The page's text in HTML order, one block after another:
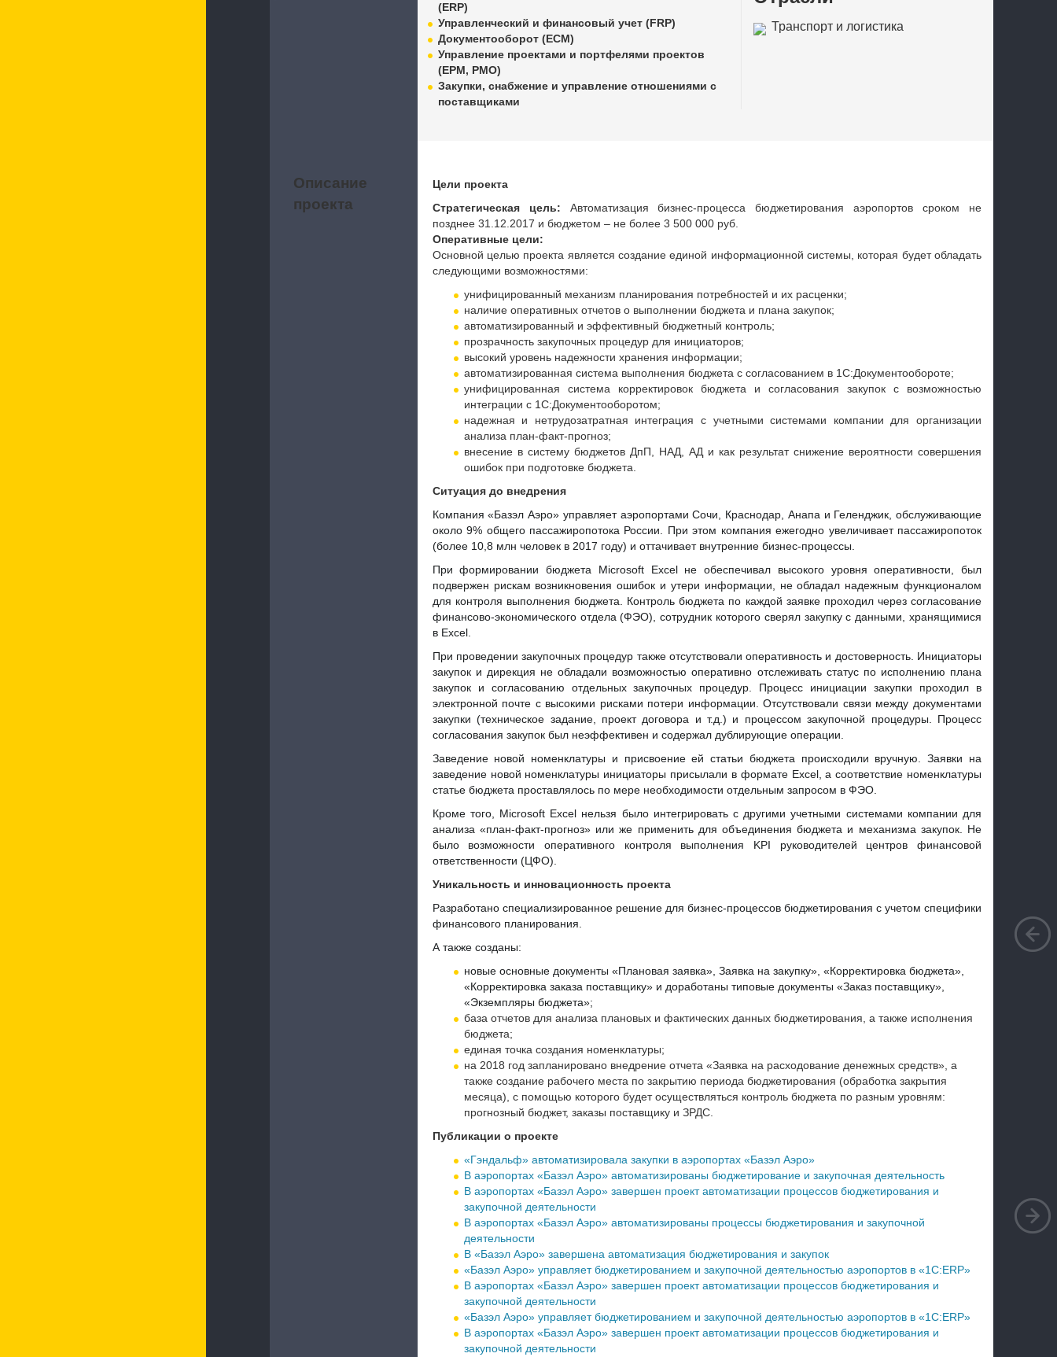
(ERP)
Управленческий и финансовый учет (FRP)
Документооборот (ECM)
Управление проектами и портфелями проектов
(EPM, PMO)
Закупки, снабжение и управление отношениями с
поставщиками
Транспорт и логистика
Описание
проекта
Цели проекта
Стратегическая цель: Автоматизация бизнес-процесса бюджетирования аэропортов сроком не
позднее 31.12.2017 и бюджетом – не более 3 500 000 руб.
Оперативные цели:
Основной целью проекта является создание единой информационной системы, которая будет обладать
следующими возможностями:
унифицированный механизм планирования потребностей и их расценки;
наличие оперативных отчетов о выполнении бюджета и плана закупок;
автоматизированный и эффективный бюджетный контроль;
прозрачность закупочных процедур для инициаторов;
высокий уровень надежности хранения информации;
автоматизированная система выполнения бюджета с согласованием в 1С:Документообороте;
унифицированная система корректировок бюджета и согласования закупок с возможностью
интеграции с 1С:Документооборотом;
надежная и нетрудозатратная интеграция с учетными системами компании для организации
анализа план-факт-прогноз;
внесение в систему бюджетов ДпП, НАД, АД и как результат снижение вероятности совершения
ошибок при подготовке бюджета.
Ситуация до внедрения
Компания «Базэл Аэро» управляет аэропортами Сочи, Краснодар, Анапа и Геленджик, обслуживающие
около 9% общего пассажиропотока России. При этом компания ежегодно увеличивает пассажиропоток
(более 10,8 млн человек в 2017 году) и оттачивает внутренние бизнес-процессы.
При формировании бюджета Microsoft Excel не обеспечивал высокого уровня оперативности, был
подвержен рискам возникновения ошибок и утери информации, не обладал надежным функционалом
для контроля выполнения бюджета. Контроль бюджета по каждой заявке проходил через согласование
финансово-экономического отдела (ФЭО), сотрудник которого сверял закупку с данными, хранящимися
в Excel.
При проведении закупочных процедур также отсутствовали оперативность и достоверность. Инициаторы
закупок и дирекция не обладали возможностью оперативно отслеживать статус по исполнению плана
закупок и согласованию отдельных закупочных процедур. Процесс инициации закупки проходил в
электронной почте с высокими рисками потери информации. Отсутствовали связи между документами
закупки (техническое задание, проект договора и т.д.) и процессом закупочной процедуры. Процесс
согласования закупок был неэффективен и содержал дублирующие операции.
Заведение новой номенклатуры и присвоение ей статьи бюджета происходили вручную. Заявки на
заведение новой номенклатуры инициаторы присылали в формате Excel, а соответствие номенклатуры
статье бюджета проставлялось по мере необходимости отдельным запросом в ФЭО.
Кроме того, Microsoft Excel нельзя было интегрировать с другими учетными системами компании для
анализа «план-факт-прогноз» или же применить для объединения бюджета и механизма закупок. Не
было возможности оперативного контроля выполнения KPI руководителей центров финансовой
ответственности (ЦФО).
Уникальность и инновационность проекта
Разработано специализированное решение для бизнес-процессов бюджетирования с учетом специфики
финансового планирования.
А также созданы:
новые основные документы «Плановая заявка», Заявка на закупку», «Корректировка бюджета»,
«Корректировка заказа поставщику» и доработаны типовые документы «Заказ поставщику»,
«Экземпляры бюджета»;
база отчетов для анализа плановых и фактических данных бюджетирования, а также исполнения
бюджета;
единая точка создания номенклатуры;
на 2018 год запланировано внедрение отчета «Заявка на расходование денежных средств», а
также создание рабочего места по закрытию периода бюджетирования (обработка закрытия
месяца), с помощью которого будет осуществляться контроль бюджета по разным уровням:
прогнозный бюджет, заказы поставщику и ЗРДС.
Публикации о проекте
«Гэндальф» автоматизировала закупки в аэропортах «Базэл Аэро»
В аэропортах «Базэл Аэро» автоматизированы бюджетирование и закупочная деятельность
В аэропортах «Базэл Аэро» завершен проект автоматизации процессов бюджетирования и
закупочной деятельности
В аэропортах «Базэл Аэро» автоматизированы процессы бюджетирования и закупочной
деятельности
В «Базэл Аэро» завершена автоматизация бюджетирования и закупок
«Базэл Аэро» управляет бюджетированием и закупочной деятельностью аэропортов в «1С:ERP»
В аэропортах «Базэл Аэро» завершен проект автоматизации процессов бюджетирования и
закупочной деятельности
«Базэл Аэро» управляет бюджетированием и закупочной деятельностью аэропортов в «1С:ERP»
В аэропортах «Базэл Аэро» завершен проект автоматизации процессов бюджетирования и
закупочной деятельности